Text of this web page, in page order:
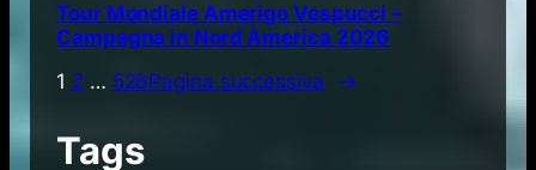
Tour Mondiale Amerigo Vespucci –
Campagna in Nord America 2026
1 2 … 526Pagina successiva →
Tags